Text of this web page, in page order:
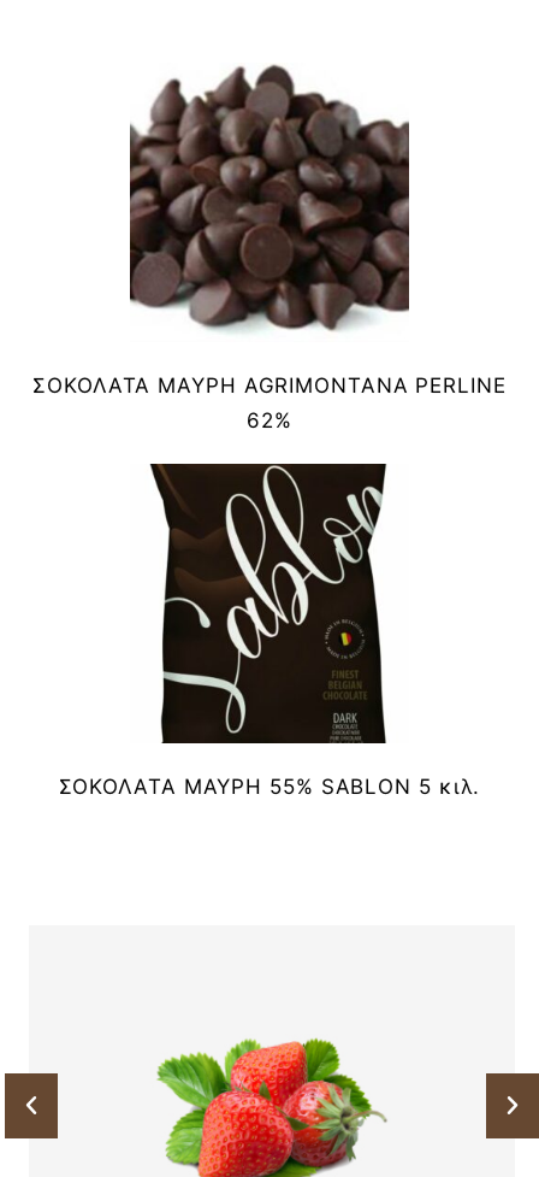
ΣΟΚΟΛΑΤΑ ΜΑΥΡΗ AGRIMONTANA PERLINE
62%
ΣΟΚΟΛΑΤΑ ΜΑΥΡΗ 55% SABLON 5 κιλ.